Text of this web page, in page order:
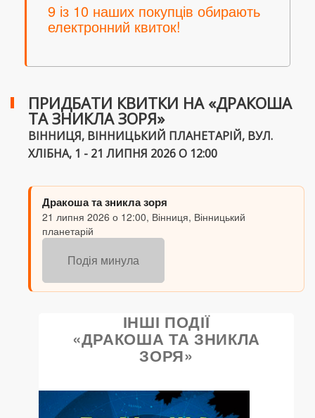
9 із 10 наших покупців обирають
електронний квиток!
ПРИДБАТИ КВИТКИ НА «ДРАКОША
ТА ЗНИКЛА ЗОРЯ»
ВІННИЦЯ, ВІННИЦЬКИЙ ПЛАНЕТАРІЙ, ВУЛ.
ХЛІБНА, 1 - 21 ЛИПНЯ 2026 О 12:00
Дракоша та зникла зоря
21 липня 2026 о 12:00, Вінниця, Вінницький
планетарій
Подія минула
ІНШІ ПОДІЇ
«ДРАКОША ТА ЗНИКЛА
ЗОРЯ»